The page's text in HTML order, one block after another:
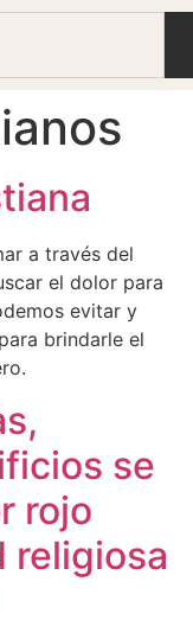
a través del
el dolor para
evitar y
brindarle el
se
rojo
religiosa